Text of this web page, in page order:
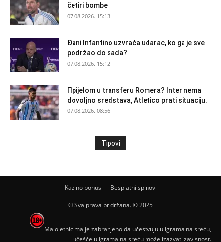
četiri bombe
07.08.2026. 15:13
Đani Infantino uzvraća udarac, ko ga je sve
podržao do sada?
07.08.2026. 15:12
Прijelom u transferu Romera? Inter nema
dovoljno sredstava, Atletico prati situaciju.
07.08.2026. 08:56
Tipovi
Kazino bonus Besplatni spinovi
© Sva prava pridržana. © 2025
Maloletnicima je zabranjeno da učestvuju u igrama na sreću,
učešće u igrama na sreću može izazvati zavisnost.